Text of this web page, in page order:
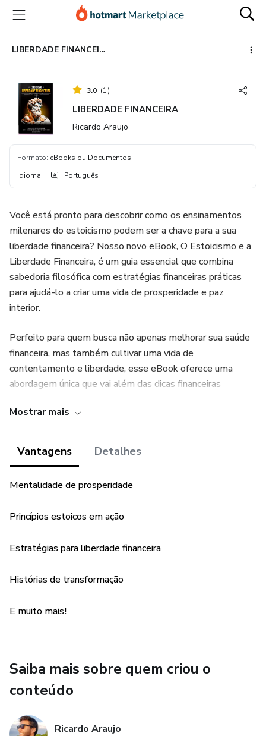
para
conteúdo
principal
para
pagamento
para
rodapé
LIBERDADE FINANCEIRA
3.0 (1)
LIBERDADE FINANCEIRA
Ricardo Araujo
Formato: eBooks ou Documentos
Idioma: Português
Você está pronto para descobrir como os ensinamentos
milenares do estoicismo podem ser a chave para a sua
liberdade financeira? Nosso novo eBook, O Estoicismo e a
Liberdade Financeira, é um guia essencial que combina
sabedoria filosófica com estratégias financeiras práticas
para ajudá-lo a criar uma vida de prosperidade e paz
interior.
Perfeito para quem busca não apenas melhorar sua saúde
financeira, mas também cultivar uma vida de
contentamento e liberdade, esse eBook oferece uma
abordagem única que vai além das dicas financeiras
- Controle o Que Está ao Seu Alcance
Princípios Estoicos em Ação
- Como simplificar sua vida e finanças para maior liberdade.
Ferramentas e Estratégias para a Liberdade Financeira
- Passo a passo para criar um orçamento que reflete
Não perca a chance de transformar sua vida financeira com
a sabedoria que transcende o tempo. Adquira agora seu
exemplar de e comece a caminhar em direção a uma vida
de prosperidade verdadeira e sustentável.
Mostrar mais
Vantagens Detalhes
Mentalidade de prosperidade
Princípios estoicos em ação
Estratégias para liberdade financeira
Histórias de transformação
E muito mais!
Saiba mais sobre quem criou o
conteúdo
Ricardo Araujo